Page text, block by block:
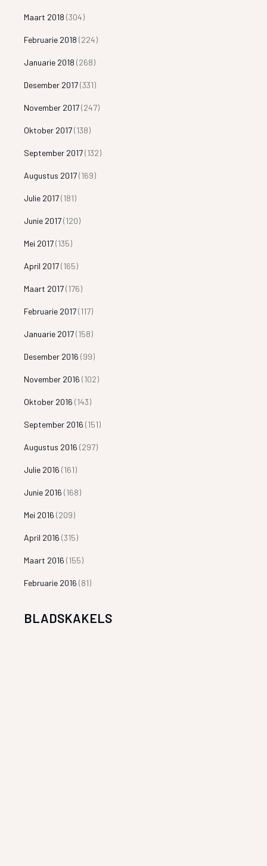
Maart 2018 (304)
Februarie 2018 (224)
Januarie 2018 (268)
Desember 2017(331)
November 2017(247)
Oktober 2017(138)
September 2017(132)
Augustus 2017(169)
Julie 2017(181)
Junie 2017(120)
Mei 2017(135)
April 2017(165)
Maart 2017(176)
Februarie 2017(117)
Januarie 2017(158)
Desember 2016 (99)
November 2016 (102)
Oktober 2016 (143)
September 2016 (151)
Augustus 2016 (297)
Julie 2016 (161)
Junie 2016 (168)
Mei 2016 (209)
April 2016 (315)
Maart 2016 (155)
Februarie 2016 (81)
BLADSKAKELS